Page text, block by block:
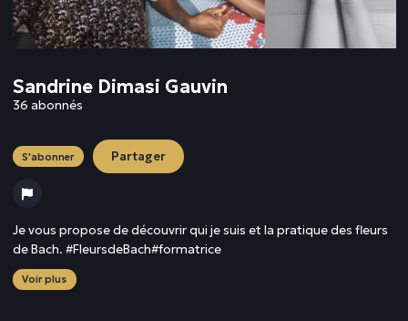
Sandrine Dimasi Gauvin
36 abonnés
S'abonner Partager
Je vous propose de découvrir qui je suis et la pratique des fleurs
de Bach. #FleursdeBach#formatrice
Voir plus